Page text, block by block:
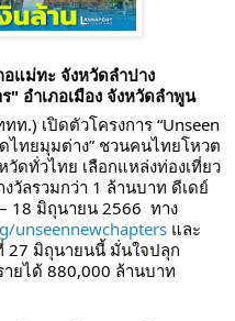
แม่ทะ จังหวัดลำปาง
อำเภอเมือง จังหวัดลำพูน
ท.) เปิดตัวโครงการ “Unseen
ไทยมุมต่าง” ชวนคนไทยโหวต
วัดทั่วไทย เลือกแหล่งท่องเที่ยว
วัลรวมกว่า 1 ล้านบาท ดีเดย์
18 มิถุนายน 2566  ทาง
unseennewchapters และ
27 มิถุนายนนี้ มั่นใจปลุก
ยได้ 880,000 ล้านบาท